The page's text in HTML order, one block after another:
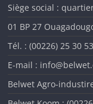
L’analyse des
au cours des
l’amélioration
Siège social :
01 BP 27
Tél. : (00226) 25 30
E-mail :
Belwet Agro-